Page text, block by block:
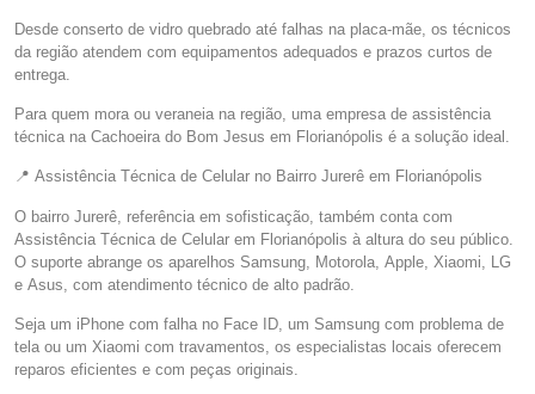
Desde conserto de vidro quebrado até falhas na placa-mãe, os técnicos
da região atendem com equipamentos adequados e prazos curtos de
entrega.
Para quem mora ou veraneia na região, uma empresa de assistência
técnica na Cachoeira do Bom Jesus em Florianópolis é a solução ideal.
📍 Assistência Técnica de Celular no Bairro Jurerê em Florianópolis
O bairro Jurerê, referência em sofisticação, também conta com
Assistência Técnica de Celular em Florianópolis à altura do seu público.
O suporte abrange os aparelhos Samsung, Motorola, Apple, Xiaomi, LG
e Asus, com atendimento técnico de alto padrão.
Seja um iPhone com falha no Face ID, um Samsung com problema de
tela ou um Xiaomi com travamentos, os especialistas locais oferecem
reparos eficientes e com peças originais.